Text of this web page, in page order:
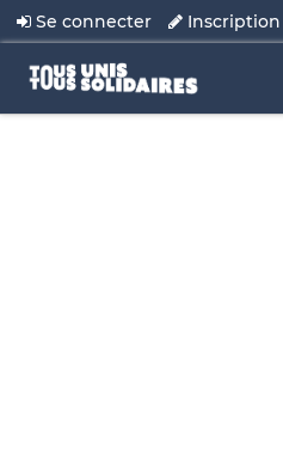
Se connecter Inscription